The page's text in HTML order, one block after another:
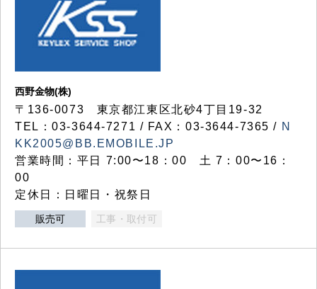
西野金物(株)
〒136-0073 東京都江東区北砂4丁目19-32
TEL：03‐3644‐7271 / FAX：03-3644-7365 / N
KK2005@BB.EMOBILE.JP
営業時間：平日 7:00〜18：00 土 7：00〜16：
00
定休日：日曜日・祝祭日
販売可 工事・取付可